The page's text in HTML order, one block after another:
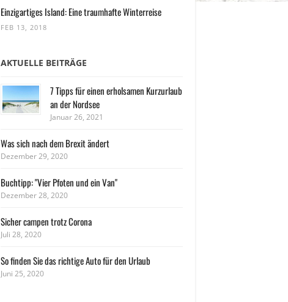
Einzigartiges Island: Eine traumhafte Winterreise
FEB 13, 2018
AKTUELLE BEITRÄGE
7 Tipps für einen erholsamen Kurzurlaub
an der Nordsee
Januar 26, 2021
Was sich nach dem Brexit ändert
Dezember 29, 2020
Buchtipp: "Vier Pfoten und ein Van"
Dezember 28, 2020
Sicher campen trotz Corona
Juli 28, 2020
So finden Sie das richtige Auto für den Urlaub
Juni 25, 2020